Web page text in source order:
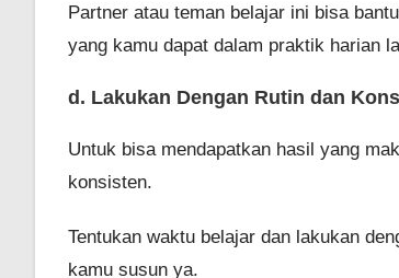
Partner atau teman belajar ini bisa
yang kamu dapat dalam praktik harian
d. Lakukan Dengan Rutin dan
Untuk bisa mendapatkan hasil yang
konsisten.
Tentukan waktu belajar dan lakukan
kamu susun ya.